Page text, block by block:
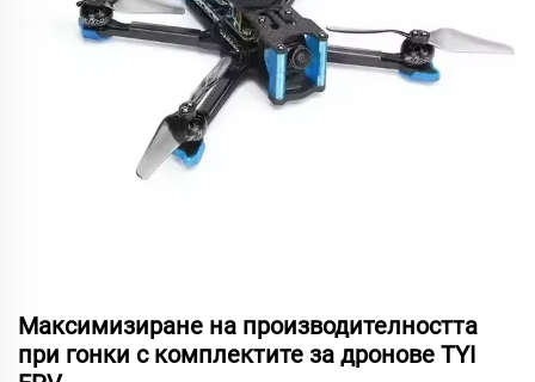
Максимизиране на производителността
при гонки с комплектите за дронове TYI